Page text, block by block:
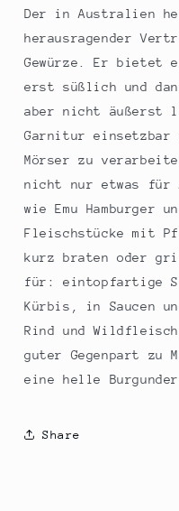
Der in Australien
herausragender
Gewürze. Er bietet
erst süßlich und
aber nicht äußerst
Garnitur einsetzbar
Mörser zu
nicht nur etwas für
wie Emu Hamburger
Fleischstücke mit
kurz braten oder
für: eintopfartige
Kürbis, in Saucen
Rind und
guter Gegenpart zu
eine helle
Share